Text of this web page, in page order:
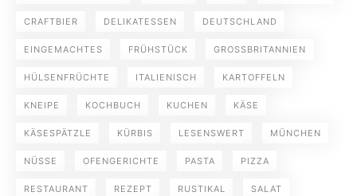
CRAFTBIER DELIKATESSEN DEUTSCHLAND
EINGEMACHTES FRÜHSTÜCK GROSSBRITANNIEN
HÜLSENFRÜCHTE ITALIENISCH KARTOFFELN
KNEIPE KOCHBUCH KUCHEN KÄSE
KÄSESPÄTZLE KÜRBIS LESENSWERT MÜNCHEN
NÜSSE OFENGERICHTE PASTA PIZZA
RESTAURANT REZEPT RUSTIKAL SALAT